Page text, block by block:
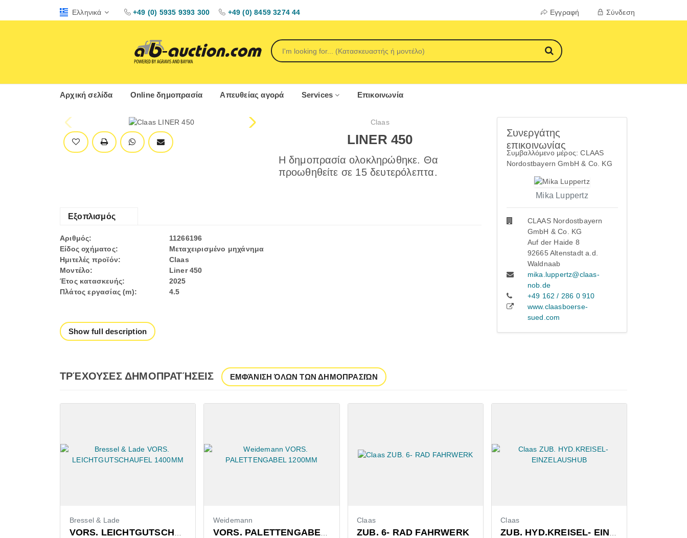
Ελληνικά +49 (0) 5935 9393 300 +49 (0) 8459 3274 44 Εγγραφή Σύνδεση
Αρχική σελίδα Online δημοπρασία Απευθείας αγορά Services Επικοινωνία
Claas
LINER 450
Η δημοπρασία ολοκληρώθηκε. Θα
προωθηθείτε σε 15 δευτερόλεπτα.
Εξοπλισμός
Αριθμός:
11266196
Είδος οχήματος:
Μεταχειρισμένο μηχάνημα
Ημιτελές προϊόν:
Claas
Μοντέλο:
Liner 450
Έτος κατασκευής:
2025
Πλάτος εργασίας (m):
4.5
Show full description
Συνεργάτης
επικοινωνίας
Συμβαλλόμενο μέρος: CLAAS
Nordostbayern GmbH & Co. KG
Mika Luppertz
CLAAS Nordostbayern
GmbH & Co. KG
Auf der Haide 8
92665 Altenstadt a.d.
Waldnaab
mika.luppertz@claas-
nob.de
+49 162 / 286 0 910
www.claasboerse-
sued.com
ΤΡΈΧΟΥΣΕΣ ΔΗΜΟΠΡΑΤΉΣΕΙΣ ΕΜΦΆΝΙΣΗ ΌΛΩΝ ΤΩΝ ΔΗΜΟΠΡΑΣΙΏΝ
Bressel & Lade
Weidemann
Claas
ZUB. 6- RAD FAHRWERK
Claas